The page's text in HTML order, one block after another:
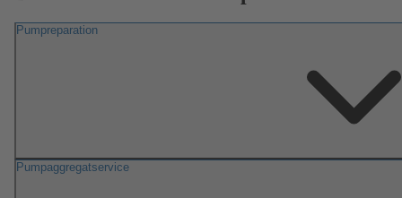
Pumpreparation
Pumpaggregatservice